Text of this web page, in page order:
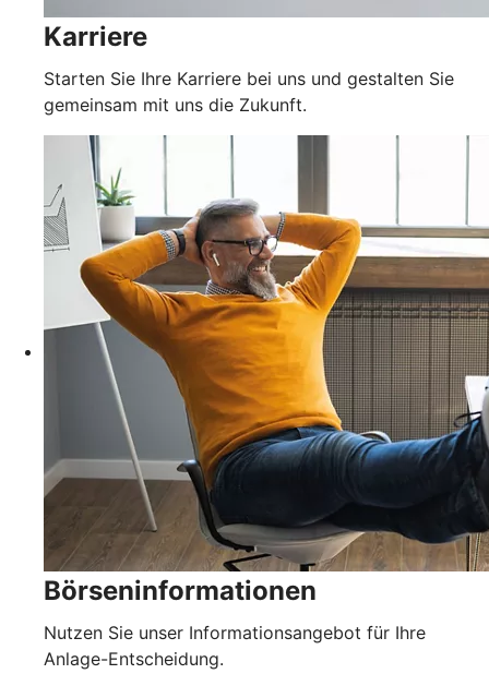
Karriere
Starten Sie Ihre Karriere bei uns und gestalten Sie
gemeinsam mit uns die Zukunft.
Börseninformationen
Nutzen Sie unser Informationsangebot für Ihre
Anlage-Entscheidung.